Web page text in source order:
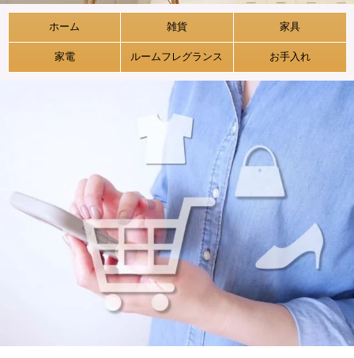
ホーム 雑貨 家具
家電 ルームフレグランス お手入れ